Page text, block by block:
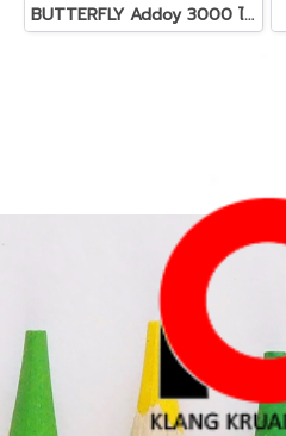
BUTTERFLY Addoy 3000 ไม้ปิงปอง